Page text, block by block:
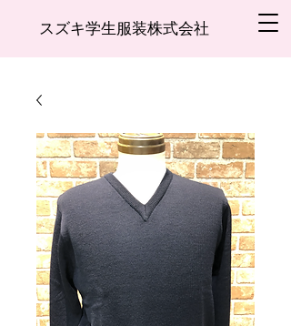
スズキ学生服装株式会社